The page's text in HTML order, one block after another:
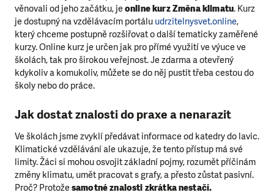
věnovali od jeho začátku, je online kurz Změna klimatu. Kurz
je dostupný na vzdělávacím portálu udrzitelnysvet.online,
který chceme postupně rozšiřovat o další tematicky zaměřené
kurzy. Online kurz je určen jak pro přímé využití ve výuce ve
školách, tak pro širokou veřejnost. Je zdarma a otevřený
kdykoliv a komukoliv, můžete se do něj pustit třeba cestou do
školy nebo do práce.
Jak dostat znalosti do praxe a nenarazit
Ve školách jsme zvyklí předávat informace od katedry do lavic.
Klimatické vzdělávání ale ukazuje, že tento přístup má své
limity. Žáci si mohou osvojit základní pojmy, rozumět příčinám
změny klimatu, umět pracovat s grafy, a přesto zůstat pasivní.
Proč? Protože samotné znalosti zkrátka nestačí.